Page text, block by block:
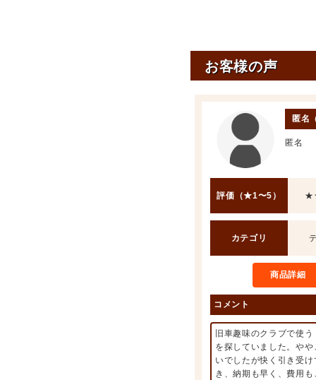
お客様の声
匿名
匿名
評価（★1〜5）
カテゴリ
商品詳細
コメント
旧車趣味のクラブで使
を探していました。や
いでしたが快く引き受け
き、納期も早く、費用